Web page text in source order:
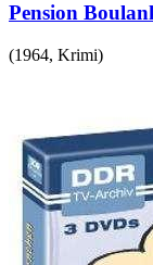
Pension
(1964, Krimi)